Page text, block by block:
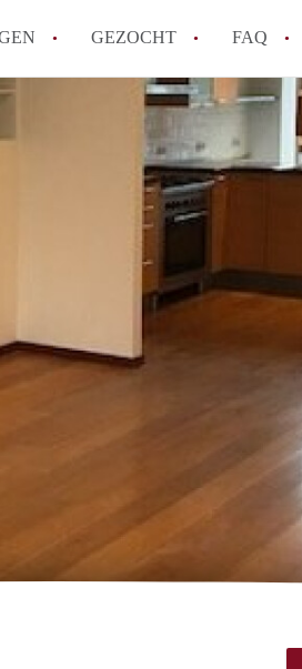
GEZOCHT FAQ
How to translate AppartementMaastricht!
Wat is AppartementMaastricht?
Hoeveel kost het om te reageren op een
Berekent AppartementMaastricht
makelaarsvergoeding/